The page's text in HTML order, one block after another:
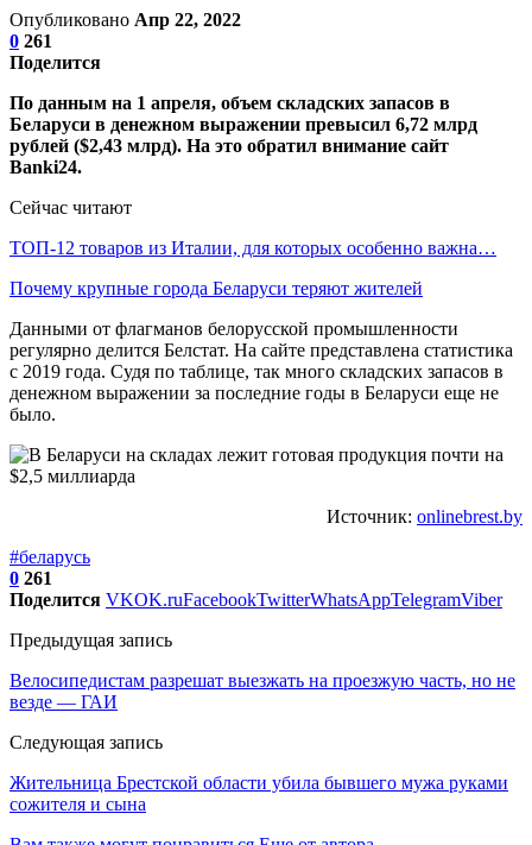
Опубликовано Апр 22, 2022
0 261
Поделится
По данным на 1 апреля, объем складских запасов в
Беларуси в денежном выражении превысил 6,72 млрд
рублей ($2,43 млрд). На это обратил внимание cайт
Banki24.
Сейчас читают
ТОП-12 товаров из Италии, для которых особенно важна…
Почему крупные города Беларуси теряют жителей
Данными от флагманов белорусской промышленности
регулярно делится Белстат. На сайте представлена статистика
с 2019 года. Судя по таблице, так много складских запасов в
денежном выражении за последние годы в Беларуси еще не
было.
Источник: onlinebrest.by
#беларусь
0 261
Поделится VKOK.ruFacebookTwitterWhatsAppTelegramViber
Предыдущая запись
Велосипедистам разрешат выезжать на проезжую часть, но не
везде — ГАИ
Следующая запись
Жительница Брестской области убила бывшего мужа руками
сожителя и сына